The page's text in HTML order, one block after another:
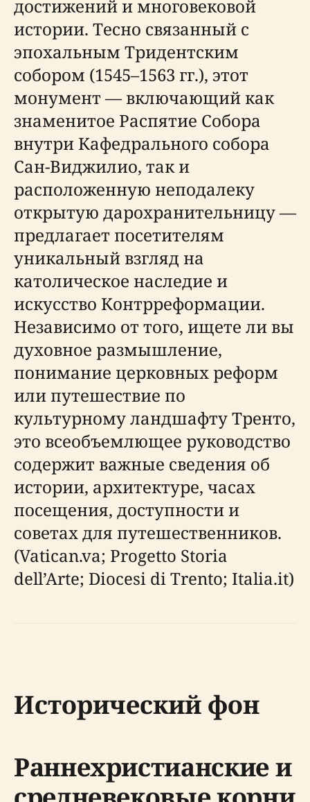
достижений и многовековой
истории. Тесно связанный с
эпохальным Тридентским
собором (1545–1563 гг.), этот
монумент — включающий как
знаменитое Распятие Собора
внутри Кафедрального собора
Сан-Виджилио, так и
расположенную неподалеку
открытую дарохранительницу —
предлагает посетителям
уникальный взгляд на
католическое наследие и
искусство Контрреформации.
Независимо от того, ищете ли вы
духовное размышление,
понимание церковных реформ
или путешествие по
культурному ландшафту Тренто,
это всеобъемлющее руководство
содержит важные сведения об
истории, архитектуре, часах
посещения, доступности и
советах для путешественников.
(Vatican.va; Progetto Storia
dell’Arte; Diocesi di Trento; Italia.it)
Исторический фон
Раннехристианские и